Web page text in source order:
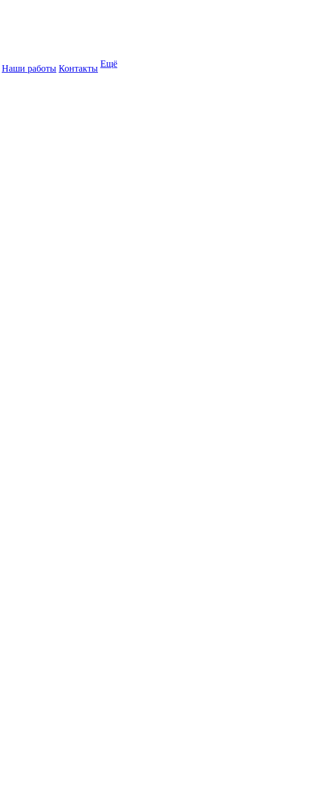
Наши работы Контакты Ещё